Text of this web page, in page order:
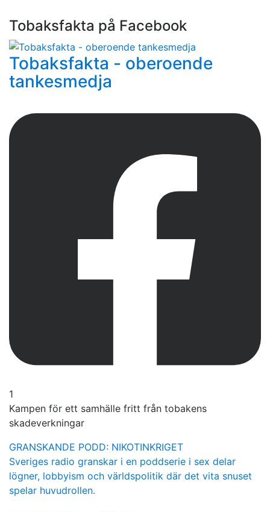
Tobaksfakta på Facebook
Tobaksfakta - oberoende
tankesmedja
1
Kampen för ett samhälle fritt från tobakens
skadeverkningar
GRANSKANDE PODD: NIKOTINKRIGET
Sveriges radio granskar i en poddserie i sex delar
lögner, lobbyism och världspolitik där det vita snuset
spelar huvudrollen.